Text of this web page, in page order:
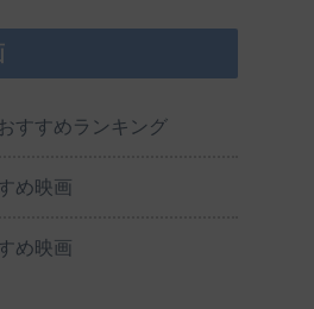
すすめランキング
め映画
め映画